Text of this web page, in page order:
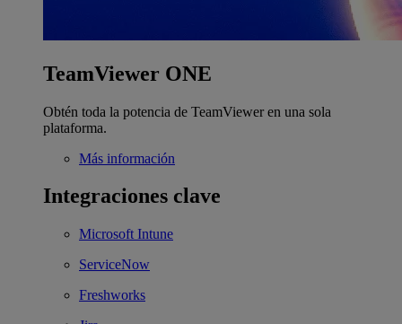
TeamViewer ONE
Obtén toda la potencia de TeamViewer en una sola
plataforma.
Más información
Integraciones clave
Microsoft Intune
ServiceNow
Freshworks